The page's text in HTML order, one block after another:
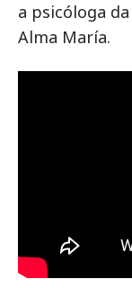
a psicóloga da
Alma María.